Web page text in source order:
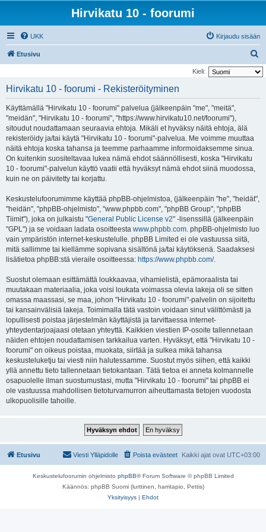
Hirvikatu 10 - foorumi
UKK Kirjaudu sisään
Etusivu
t
Kieli:
Hirvikatu 10 - foorumi - Rekisteröityminen
Käyttämällä "Hirvikatu 10 - foorumi" palvelua (jälkeenpäin "me", "meitä",
"meidän", "Hirvikatu 10 - foorumi", "https://www.hirvikatu10.net/foorumi"),
sitoudut noudattamaan seuraavia ehtoja. Mikäli et hyväksy näitä ehtoja, älä
rekisteröidy ja/tai käytä "Hirvikatu 10 - foorumi"-palvelua. Me voimme muuttaa
näitä ehtoja koska tahansa ja teemme parhaamme informoidaksemme sinua.
On kuitenkin suositeltavaa lukea nämä ehdot säännöllisesti, koska "Hirvikatu
10 - foorumi"-palvelun käyttö vaatii että hyväksyt nämä ehdot siinä muodossa,
kuin ne on päivitetty tai korjattu.
Keskustelufoorumimme käyttää phpBB-ohjelmistoa, (jälkeenpäin "he", "heidät",
"heidän", "phpBB-ohjelmisto", "www.phpbb.com", "phpBB Group", "phpBB
Tiimit"), joka on julkaistu "General Public License v2" -lisenssillä (jälkeenpäin
"GPL") ja se voidaan ladata osoitteesta www.phpbb.com. phpBB-ohjelmisto luo
vain ympäristön internet-keskustelulle. phpBB Limited ei ole vastuussa siitä,
mitä sallimme tai kiellämme sopivana sisältönä ja/tai käytöksenä. Saadaksesi
lisätietoa phpBB:stä vieraile osoitteessa: https://www.phpbb.com/.
Suostut olemaan esittämättä loukkaavaa, vihamielistä, epämoraalista tai
muutakaan materiaalia, joka voisi loukata voimassa olevia lakeja oli se sitten
omassa maassasi, se maa, johon "Hirvikatu 10 - foorumi"-palvelin on sijoitettu
tai kansainvälisiä lakeja. Toimimalla tätä vastoin voidaan sinut välittömästi ja
lopullisesti poistaa järjestelmän käyttäjistä ja tarvittaessa internet-
yhteydentarjoajaasi otetaan yhteyttä. Kaikkien viestien IP-osoite tallennetaan
näiden ehtojen noudattamisen tarkkailua varten. Hyväksyt, että "Hirvikatu 10 -
foorumi" on oikeus poistaa, muokata, siirtää ja sulkea mikä tahansa
keskusteluketju tai viesti niin halutessamme. Suostut myös siihen, että kaikki
yllä annettu tieto tallennetaan tietokantaan. Tätä tietoa ei anneta kolmannelle
osapuolelle ilman suostumustasi, mutta "Hirvikatu 10 - foorumi" tai phpBB ei
ole vastuussa mahdollisen tietoturvamurron aiheuttamasta tietojen vuodosta
ulkopuolisille tahoille.
Etusivu Kaikki ajat ovat UTC+03:00
Poista evästeet
Viesti Ylläpidolle
Keskustelufoorumin ohjelmisto phpBB® Forum Software © phpBB Limited
Käännös: phpBB Suomi (lurttinen, harritapio, Pettis)
Yksityisyys | Ehdot